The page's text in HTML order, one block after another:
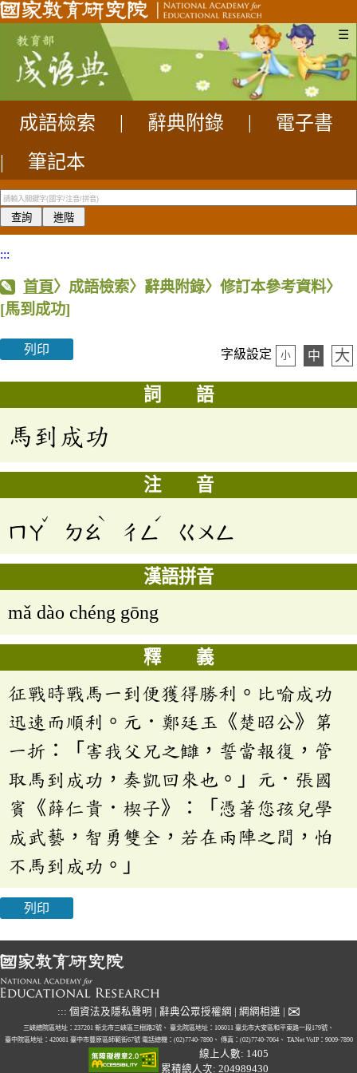
☰
成語檢索 辭典附錄
電子書
|
筆記本
:::
首頁〉成語檢索〉辭典附錄〉修訂本參考資料〉
[馬到成功]
列印 字級設定 小 中 大
詞 語
馬到成功
注 音
ㄇㄚ
ˇ
ㄉㄠ
ˋ
ㄔㄥ
ˊ
ㄍㄨㄥ
漢語拼音
mǎ dào chéng gōng
釋 義
征戰時戰馬一到便獲得勝利。比喻成功
迅速而順利。元．鄭廷玉《楚昭公》第
一折：「害我父兄之讎，誓當報復，管
取馬到成功，奏凱回來也。」元．張國
賓《薛仁貴．楔子》：「憑著您孩兒學
成武藝，智勇雙全，若在兩陣之間，怕
不馬到成功。」
列印
::: 個資法及隱私聲明 辭典公眾授權網 網網相連 ✉
三峽總院區地址：237201 新北市三峽區三樹路2號、 臺北院區地址：106011 臺北市大安區和平東路一段179號、
臺中院區地址：420081 臺中市豐原區師範街67號 電話總機：(02)7740-7890、 傳真：(02)7740-7064、 TANet VoIP：9009-7890
線上人數: 1405
累積總人次: 204989430